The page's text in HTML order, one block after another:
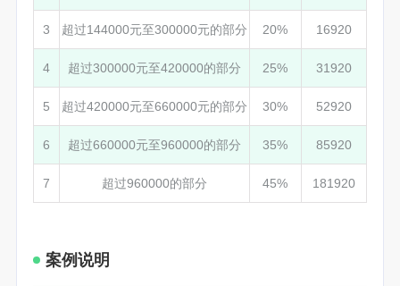
3 超过144000元至300000元的部分 20% 16920
4 超过300000元至420000的部分 25% 31920
5 超过420000元至660000元的部分 30% 52920
6 超过660000元至960000的部分 35% 85920
7 超过960000的部分 45% 181920
案例说明